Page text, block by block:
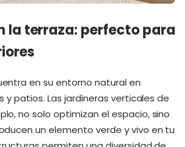
la terraza: perfecto para
en su entorno natural en
y patios. Las jardineras verticales de
no solo optimizan el espacio, sino
un elemento verde y vivo en tu